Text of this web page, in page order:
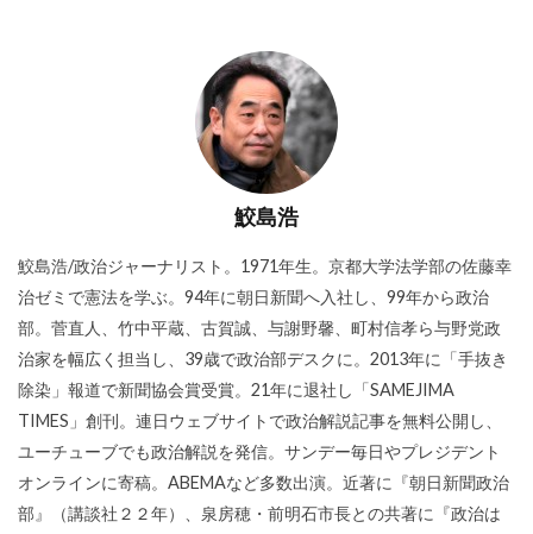
鮫島浩
鮫島浩/政治ジャーナリスト。1971年生。京都大学法学部の佐藤幸
治ゼミで憲法を学ぶ。94年に朝日新聞へ入社し、99年から政治
部。菅直人、竹中平蔵、古賀誠、与謝野馨、町村信孝ら与野党政
治家を幅広く担当し、39歳で政治部デスクに。2013年に「手抜き
除染」報道で新聞協会賞受賞。21年に退社し「SAMEJIMA
TIMES」創刊。連日ウェブサイトで政治解説記事を無料公開し、
ユーチューブでも政治解説を発信。サンデー毎日やプレジデント
オンラインに寄稿。ABEMAなど多数出演。近著に『朝日新聞政治
部』（講談社２２年）、泉房穂・前明石市長との共著に『政治は